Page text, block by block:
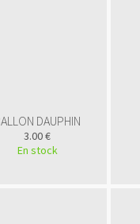
DAUPHIN
3.00 €
En stock